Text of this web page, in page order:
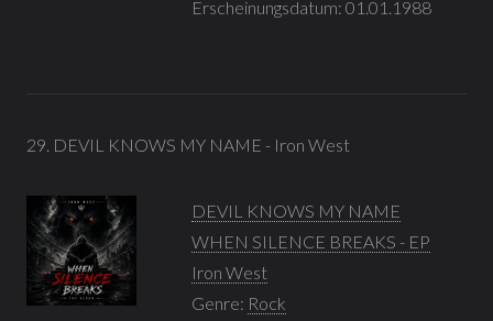
Erscheinungsdatum: 01.01.1988
29. DEVIL KNOWS MY NAME - Iron West
DEVIL KNOWS MY NAME
WHEN SILENCE BREAKS - EP
Iron West
Genre: Rock